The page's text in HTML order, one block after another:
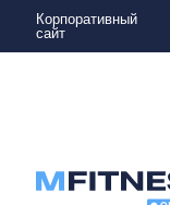
Корпоративный
сайт